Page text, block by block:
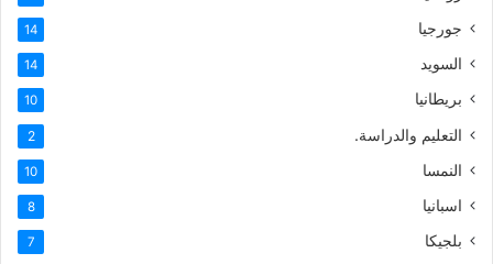
جورجيا 14
السويد 14
بريطانيا 10
التعليم والدراسة. 2
النمسا 10
اسبانيا 8
بلجيكا 7